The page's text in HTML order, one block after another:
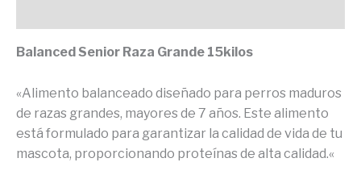
Balanced Senior Raza Grande 15kilos
«Alimento balanceado diseñado para perros maduros
de razas grandes, mayores de 7 años. Este alimento
está formulado para garantizar la calidad de vida de tu
mascota, proporcionando proteínas de alta calidad.«